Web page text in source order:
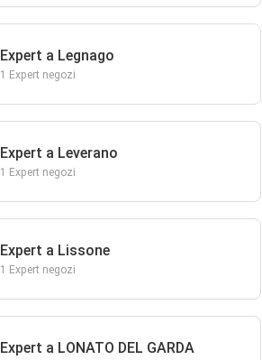
Expert a Legnago
1 Expert negozi
Expert a Leverano
1 Expert negozi
Expert a Lissone
1 Expert negozi
Expert a LONATO DEL GARDA